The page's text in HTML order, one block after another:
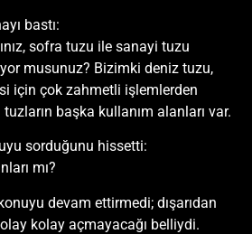
bastı:
sofra tuzu ile sanayi tuzu
musunuz? Bizimki deniz tuzu,
için çok zahmetli işlemlerden
başka kullanım alanları var.
sorduğunu hissetti:
mı?
devam ettirmedi; dışarıdan
kolay açmayacağı belliydi.